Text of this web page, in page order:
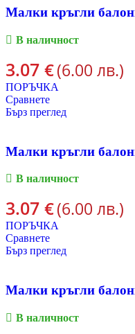
Малки кръгли
В наличност
3.07 €(6.00 лв.)
ПОРЪЧКА
Сравнете
Бърз преглед
Малки кръгли
В наличност
3.07 €(6.00 лв.)
ПОРЪЧКА
Сравнете
Бърз преглед
Малки кръгли
В наличност